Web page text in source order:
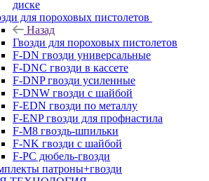
диске
для пороховых пистолетов
Назад
Гвозди для пороховых пистолетов
F-DN гвозди универсальные
F-DNC гвозди в кассете
F-DNP гвозди усиленные
F-DNW гвозди с шайбой
F-EDN гвозди по металлу
F-ENP гвозди для профнастила
F-M8 гвоздь-шпильки
F-NK гвозди с шайбой
F-PC дюбель-гвозди
патроны+гвозди